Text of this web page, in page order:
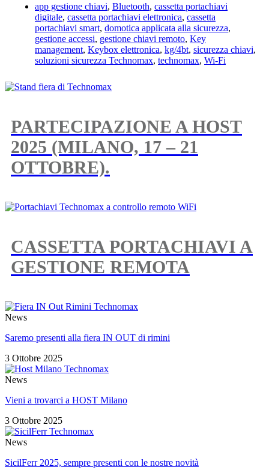
app gestione chiavi, Bluetooth, cassetta portachiavi
digitale, cassetta portachiavi elettronica, cassetta
portachiavi smart, domotica applicata alla sicurezza,
gestione accessi, gestione chiavi remoto, Key
management, Keybox elettronica, kg/4bt, sicurezza chiavi,
soluzioni sicurezza Technomax, technomax, Wi-Fi
PARTECIPAZIONE A HOST
2025 (MILANO, 17 – 21
OTTOBRE).
CASSETTA PORTACHIAVI A
GESTIONE REMOTA
News
Saremo presenti alla fiera IN OUT di rimini
3 Ottobre 2025
News
Vieni a trovarci a HOST Milano
3 Ottobre 2025
News
SicilFerr 2025, sempre presenti con le nostre novità